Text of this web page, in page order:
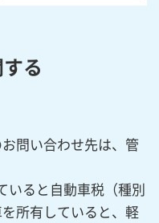
る
問い合わせ先は、管
いると自動車税（種別
所有していると、軽